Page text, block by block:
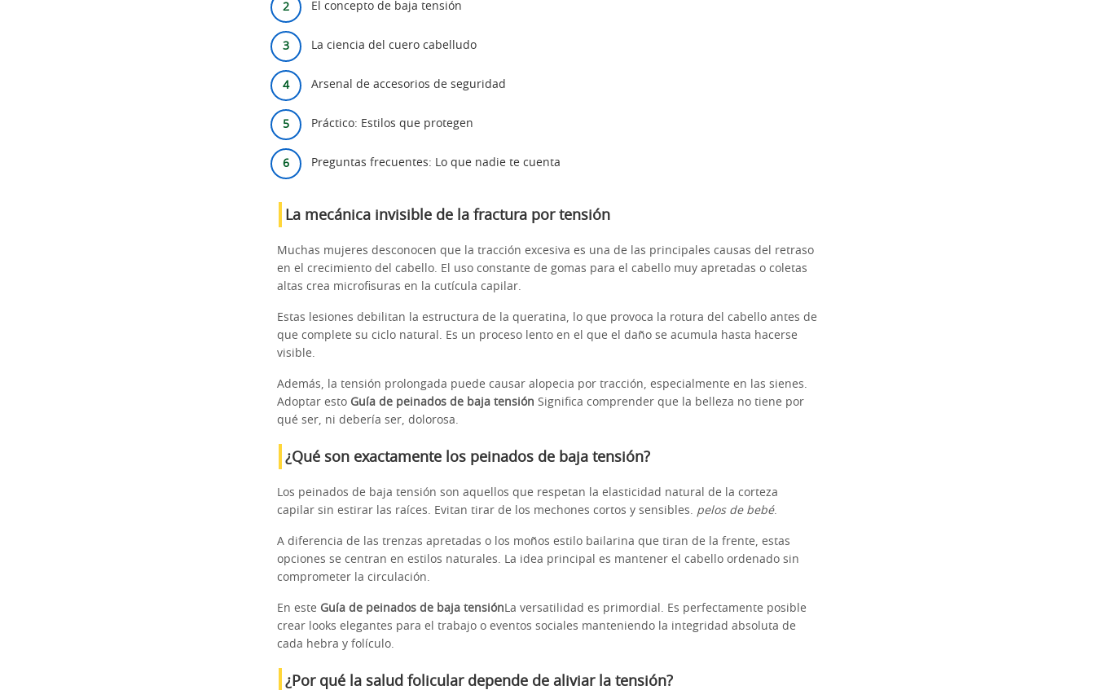
El concepto de baja tensión
La ciencia del cuero cabelludo
Arsenal de accesorios de seguridad
Práctico: Estilos que protegen
Preguntas frecuentes: Lo que nadie te cuenta
La mecánica invisible de la fractura por tensión
Muchas mujeres desconocen que la tracción excesiva es una de las principales causas del retraso
en el crecimiento del cabello. El uso constante de gomas para el cabello muy apretadas o coletas
altas crea microfisuras en la cutícula capilar.
Estas lesiones debilitan la estructura de la queratina, lo que provoca la rotura del cabello antes de
que complete su ciclo natural. Es un proceso lento en el que el daño se acumula hasta hacerse
visible.
Además, la tensión prolongada puede causar alopecia por tracción, especialmente en las sienes.
Adoptar esto Guía de peinados de baja tensión Significa comprender que la belleza no tiene por
qué ser, ni debería ser, dolorosa.
¿Qué son exactamente los peinados de baja tensión?
Los peinados de baja tensión son aquellos que respetan la elasticidad natural de la corteza
capilar sin estirar las raíces. Evitan tirar de los mechones cortos y sensibles. pelos de bebé.
A diferencia de las trenzas apretadas o los moños estilo bailarina que tiran de la frente, estas
opciones se centran en estilos naturales. La idea principal es mantener el cabello ordenado sin
comprometer la circulación.
En este Guía de peinados de baja tensión La versatilidad es primordial. Es perfectamente posible
crear looks elegantes para el trabajo o eventos sociales manteniendo la integridad absoluta de
cada hebra y folículo.
¿Por qué la salud folicular depende de aliviar la tensión?